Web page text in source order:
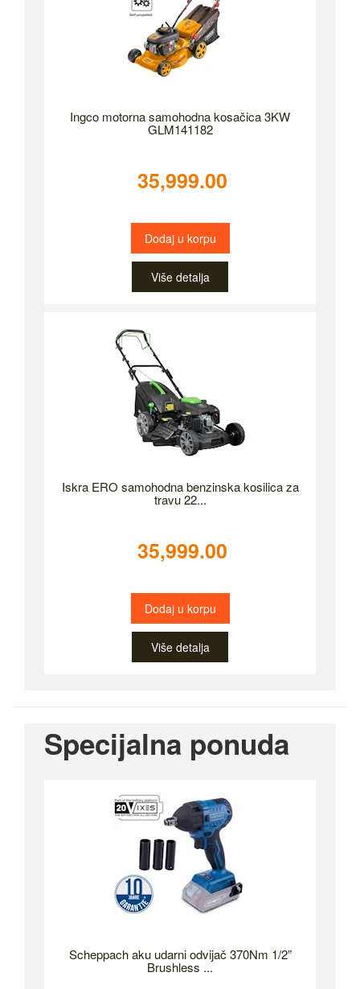
Ingco motorna samohodna kosačica 3KW
GLM141182
35,999.00
Dodaj u korpu
Više detalja
Iskra ERO samohodna benzinska kosilica za
travu 22...
35,999.00
Dodaj u korpu
Više detalja
Specijalna ponuda
Scheppach aku udarni odvijač 370Nm 1/2”
Brushless ...